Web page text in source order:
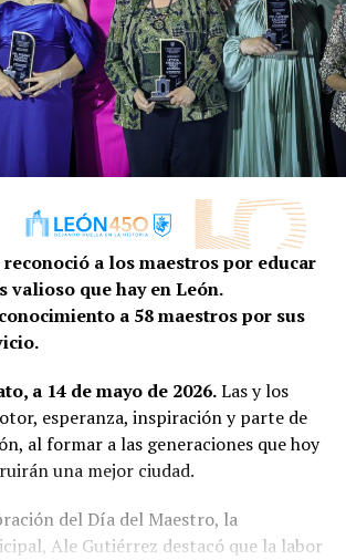
a los maestros por educar
valioso que hay en León.
a 58 maestros por sus
a 14 de mayo de 2026.Las y los
esperanza, inspiración y parte de
al formar a las generaciones que hoy
una mejor ciudad.
del Día del Maestro, la
Ale Gutiérrez destacó que la labor